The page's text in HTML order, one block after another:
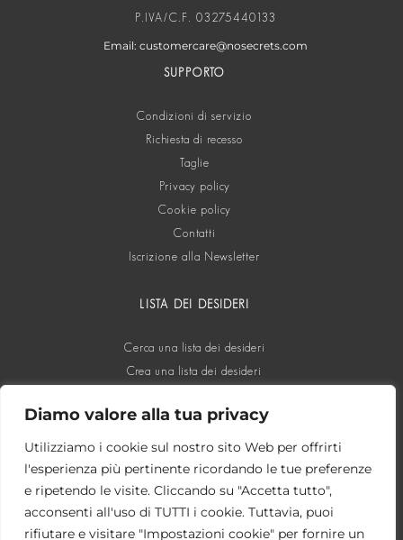
Diamo valore alla tua privacy
Utilizziamo i cookie sul nostro sito Web per offrirti
l'esperienza più pertinente ricordando le tue preferenze
e ripetendo le visite. Cliccando su "Accetta tutto",
acconsenti all'uso di TUTTI i cookie. Tuttavia, puoi
rifiutare e visitare "Impostazioni cookie" per fornire un
P.IVA/C.F. 03275440133
Email: customercare@nosecrets.com
SUPPORTO
Condizioni di servizio
Richiesta di recesso
Taglie
Privacy policy
Cookie policy
Contatti
Iscrizione alla Newsletter
LISTA DEI DESIDERI
Cerca una lista dei desideri
Crea una lista dei desideri
SOCIAL